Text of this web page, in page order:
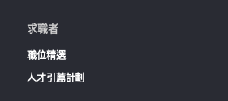
求職者
職位精選
人才引薦計劃